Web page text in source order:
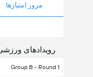
مرور امتیازها
رویدادهای
Group B - Round 1